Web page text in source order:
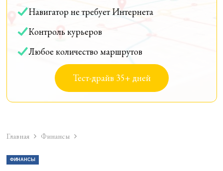
Навигатор не требует Интернета
Контроль курьеров
Любое количество маршрутов
Тест-драйв 35+ дней
Главная Финансы
ФИНАНСЫ